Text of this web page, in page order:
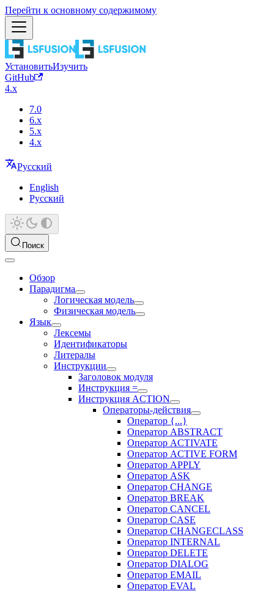
Перейти к основному содержимому
УстановитьИзучить
GitHub
4.x
7.0
6.x
5.x
4.x
Русский
English
Русский
Поиск
Обзор
Парадигма
Логическая модель
Физическая модель
Язык
Лексемы
Идентификаторы
Литералы
Инструкции
Заголовок модуля
Инструкция =
Инструкция ACTION
Операторы-действия
Оператор {...}
Оператор ABSTRACT
Оператор ACTIVATE
Оператор ACTIVE FORM
Оператор APPLY
Оператор ASK
Оператор CHANGE
Оператор BREAK
Оператор CANCEL
Оператор CASE
Оператор CHANGECLASS
Оператор INTERNAL
Оператор DELETE
Оператор DIALOG
Оператор EMAIL
Оператор EVAL